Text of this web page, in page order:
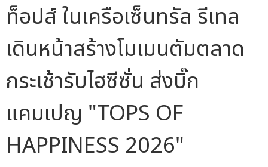
ท็อปส์ ในเครือเซ็นทรัล รีเทล
เดินหน้าสร้างโมเมนตัมตลาด
กระเช้ารับไฮซีซั่น ส่งบิ๊ก
แคมเปญ "TOPS OF
HAPPINESS 2026"